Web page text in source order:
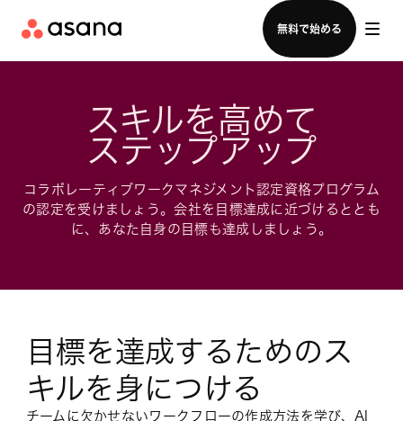
無料で始める
セールスチームに問い合わせる
スキルを高めて
ステップアップ
コラボレーティブワークマネジメント認定資格プログラム
の認定を受けましょう。会社を目標達成に近づけるととも
に、あなた自身の目標も達成しましょう。
目標を達成するためのス
キルを身につける
チームに欠かせないワークフローの作成方法を学び、AI